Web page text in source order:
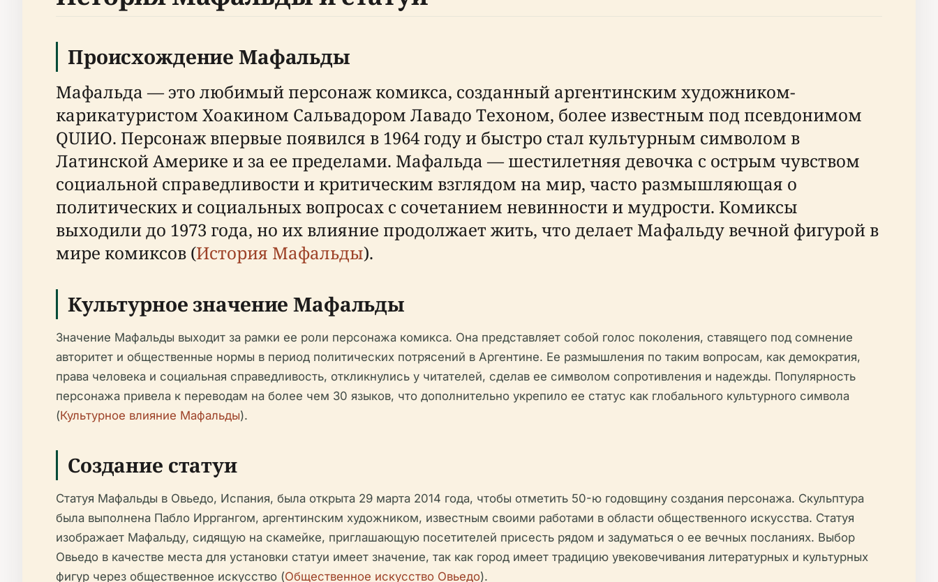
Происхождение Мафальды
Мафальда — это любимый персонаж комикса, созданный аргентинским художником-
карикатуристом Хоакином Сальвадором Лавадо Техоном, более известным под псевдонимом
QUIИO. Персонаж впервые появился в 1964 году и быстро стал культурным символом в
Латинской Америке и за ее пределами. Мафальда — шестилетняя девочка с острым чувством
социальной справедливости и критическим взглядом на мир, часто размышляющая о
политических и социальных вопросах с сочетанием невинности и мудрости. Комиксы
выходили до 1973 года, но их влияние продолжает жить, что делает Мафальду вечной фигурой в
мире комиксов (История Мафальды).
Культурное значение Мафальды
Значение Мафальды выходит за рамки ее роли персонажа комикса. Она представляет собой голос поколения, ставящего под сомнение
авторитет и общественные нормы в период политических потрясений в Аргентине. Ее размышления по таким вопросам, как демократия,
права человека и социальная справедливость, откликнулись у читателей, сделав ее символом сопротивления и надежды. Популярность
персонажа привела к переводам на более чем 30 языков, что дополнительно укрепило ее статус как глобального культурного символа
(Культурное влияние Мафальды).
Создание статуи
Статуя Мафальды в Овьедо, Испания, была открыта 29 марта 2014 года, чтобы отметить 50-ю годовщину создания персонажа. Скульптура
была выполнена Пабло Ирргангом, аргентинским художником, известным своими работами в области общественного искусства. Статуя
изображает Мафальду, сидящую на скамейке, приглашающую посетителей присесть рядом и задуматься о ее вечных посланиях. Выбор
Овьедо в качестве места для установки статуи имеет значение, так как город имеет традицию увековечивания литературных и культурных
фигур через общественное искусство (Общественное искусство Овьедо).